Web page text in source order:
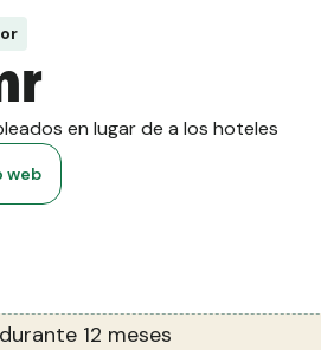
en lugar de a los hoteles
web
12 meses